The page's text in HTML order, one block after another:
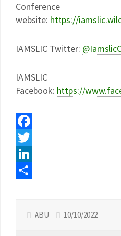
Conference
website: https://
IAMSLIC Twitter:
IAMSLIC
Facebook: https://
Facebook
Twitter
LinkedIn
ABU 10/10/2022